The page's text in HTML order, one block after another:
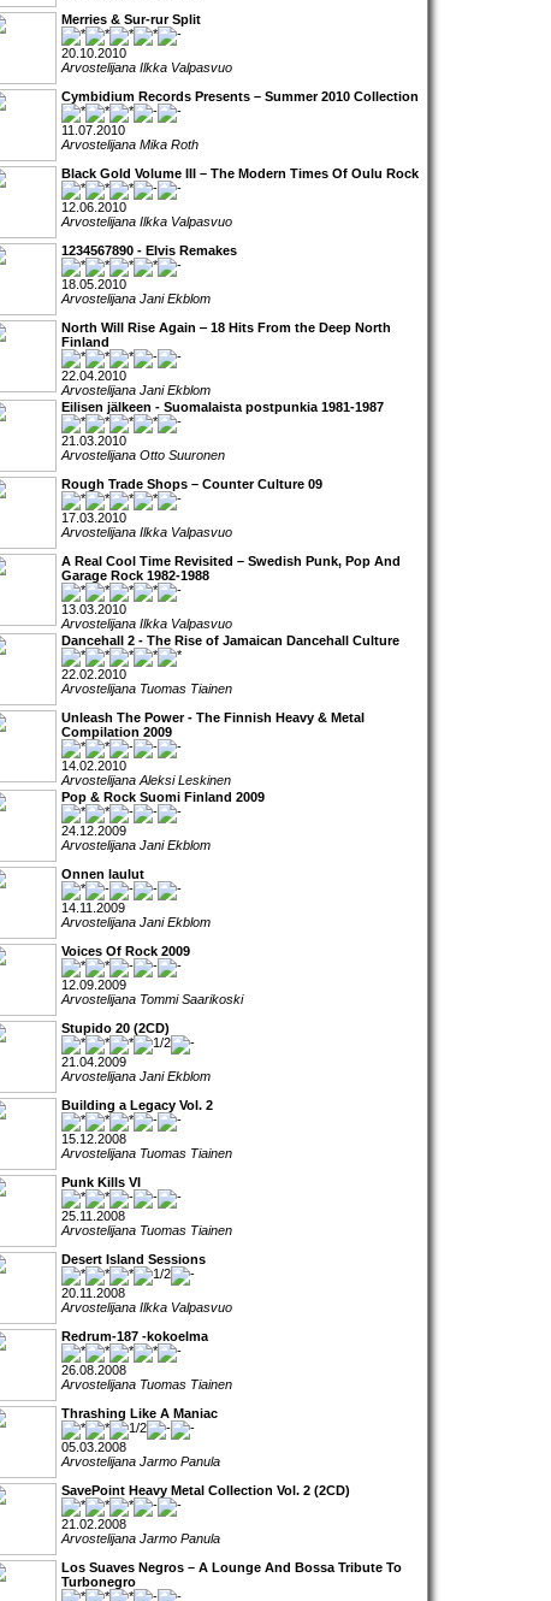
Merries & Sur-rur Split
20.10.2010
Arvostelijana Ilkka Valpasvuo
Cymbidium Records Presents – Summer 2010 Collection
11.07.2010
Arvostelijana Mika Roth
Black Gold Volume III – The Modern Times Of Oulu Rock
12.06.2010
Arvostelijana Ilkka Valpasvuo
1234567890 - Elvis Remakes
18.05.2010
Arvostelijana Jani Ekblom
North Will Rise Again ‒ 18 Hits From the Deep North
Finland
22.04.2010
Arvostelijana Jani Ekblom
Eilisen jälkeen - Suomalaista postpunkia 1981-1987
21.03.2010
Arvostelijana Otto Suuronen
Rough Trade Shops – Counter Culture 09
17.03.2010
Arvostelijana Ilkka Valpasvuo
A Real Cool Time Revisited – Swedish Punk, Pop And
Garage Rock 1982-1988
13.03.2010
Arvostelijana Ilkka Valpasvuo
Dancehall 2 - The Rise of Jamaican Dancehall Culture
22.02.2010
Arvostelijana Tuomas Tiainen
Unleash The Power - The Finnish Heavy & Metal
Compilation 2009
14.02.2010
Arvostelijana Aleksi Leskinen
Pop & Rock Suomi Finland 2009
24.12.2009
Arvostelijana Jani Ekblom
Onnen laulut
14.11.2009
Arvostelijana Jani Ekblom
Voices Of Rock 2009
12.09.2009
Arvostelijana Tommi Saarikoski
Stupido 20 (2CD)
21.04.2009
Arvostelijana Jani Ekblom
Building a Legacy Vol. 2
15.12.2008
Arvostelijana Tuomas Tiainen
Punk Kills VI
25.11.2008
Arvostelijana Tuomas Tiainen
Desert Island Sessions
20.11.2008
Arvostelijana Ilkka Valpasvuo
Redrum-187 -kokoelma
26.08.2008
Arvostelijana Tuomas Tiainen
Thrashing Like A Maniac
05.03.2008
Arvostelijana Jarmo Panula
SavePoint Heavy Metal Collection Vol. 2 (2CD)
21.02.2008
Arvostelijana Jarmo Panula
Los Suaves Negros – A Lounge And Bossa Tribute To
Turbonegro